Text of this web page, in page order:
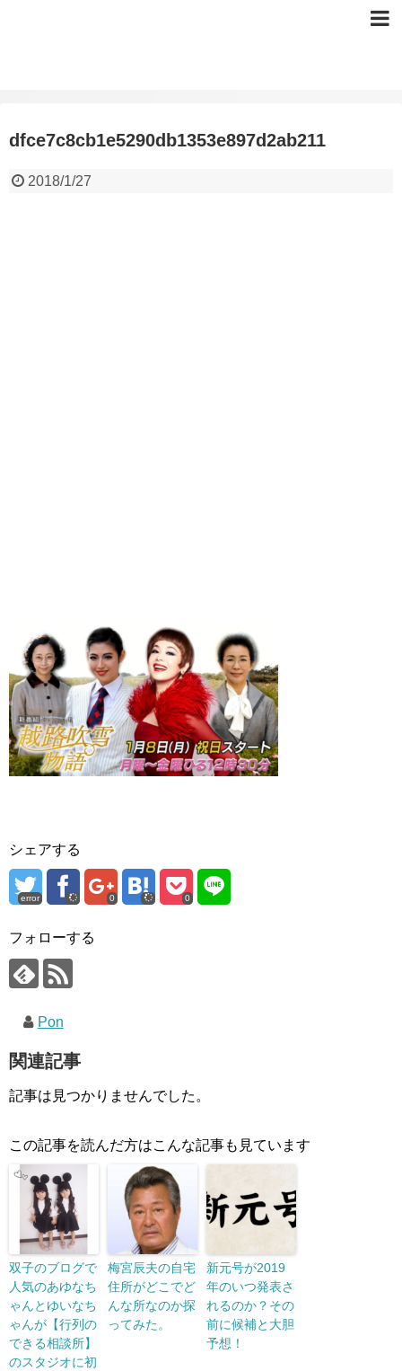
dfce7c8cb1e5290db1353e897d2ab211
2018/1/27
シェアする
error 0 0
フォローする
Pon
関連記事
記事は見つかりませんでした。
この記事を読んだ方はこんな記事も見ています
双子のブログで
人気のあゆなち
ゃんとゆいなち
ゃんが【行列の
できる相談所】
のスタジオに初
梅宮辰夫の自宅
住所がどこでど
んな所なのか探
ってみた。
新元号が2019
年のいつ発表さ
れるのか？その
前に候補と大胆
予想！